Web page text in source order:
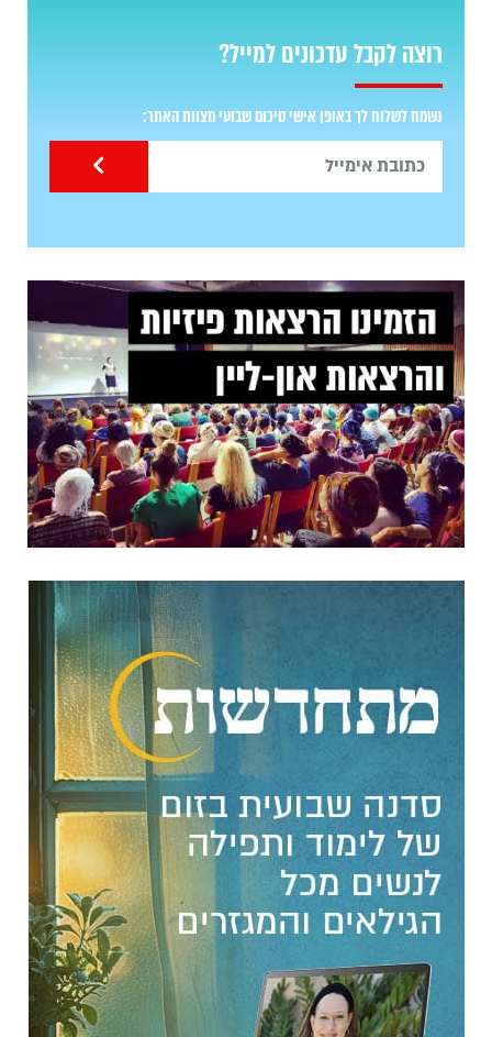
רוצה לקבל עדכונים למייל?
נשמח לשלוח לך באופן אישי סיכום שבועי מצוות האתר: